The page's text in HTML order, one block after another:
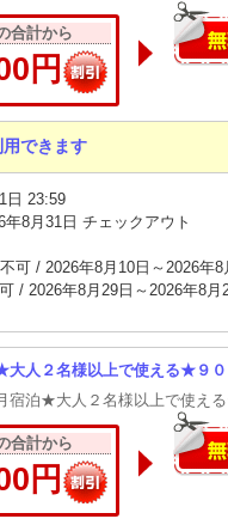
合計から
円
できます
日 23:59
8月31日 チェックアウト
可 / 2026年8月10日～2026年
/ 2026年8月29日～2026年8
人２名様以上で使える★９０
宿泊★大人２名様以上で使え
合計から
円